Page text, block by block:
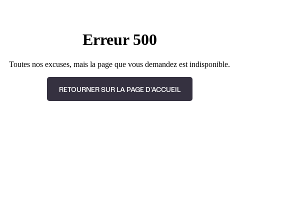
Erreur 500
Toutes nos excuses, mais la page que vous demandez est indisponible.
RETOURNER SUR LA PAGE D'ACCUEIL